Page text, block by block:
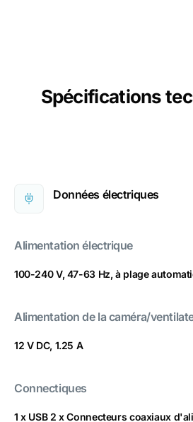
Spécifications
Données électriques
Alimentation électrique
100-240 V, 47-63 Hz, à plage
Alimentation de la caméra/
12 V DC, 1.25 A
Connectiques
1 x USB 2 x Connecteurs coaxiaux